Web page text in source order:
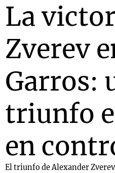
La
Zverev
Garros:
triunfo
en
El triunfo de Alexander